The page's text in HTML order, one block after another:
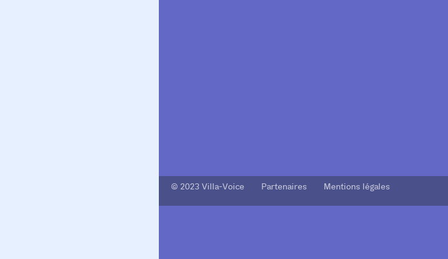
© 2023 Villa-Voice Partenaires Mentions légales